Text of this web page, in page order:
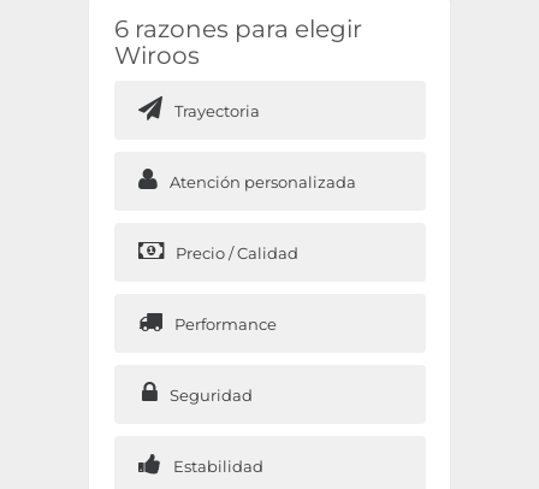
6 razones para elegir
Wiroos
Trayectoria
Atención personalizada
Precio / Calidad
Performance
Seguridad
Estabilidad